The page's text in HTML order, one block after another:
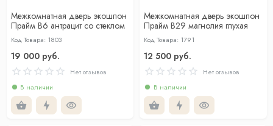
Межкомнатная дверь экошпон
Прайм B6 антрацит со стеклом
Код Товара: 1803
19 000 руб.
Нет отзывов
В наличии
Межкомнатная дверь экошпон
Прайм B29 магнолия глухая
Код Товара: 1791
12 500 руб.
Нет отзывов
В наличии